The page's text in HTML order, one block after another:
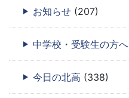
お知らせ (207)
中学校・受験生の方へ
今日の北高 (338)